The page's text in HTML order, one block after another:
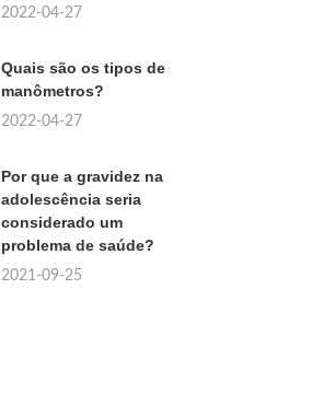
2022-04-27
Quais são os tipos de
manômetros?
2022-04-27
Por que a gravidez na
adolescência seria
considerado um
problema de saúde?
2021-09-25